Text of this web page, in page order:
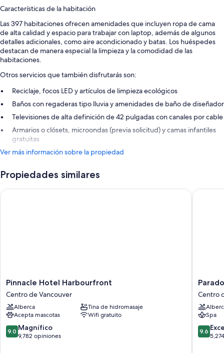
Características de la habitación
Las 397 habitaciones ofrecen amenidades que incluyen ropa de cama
de alta calidad y espacio para trabajar con laptop, además de algunos
detalles adicionales, como aire acondicionado y batas. Los huéspedes
destacan de manera especial la limpieza y la comodidad de las
habitaciones.
Otros servicios que también disfrutarás son:
Reciclaje, focos LED y artículos de limpieza ecológicos
Baños con regaderas tipo lluvia y amenidades de baño de diseñador
Televisiones de alta definición de 42 pulgadas con canales por cable
Armarios o clósets, microondas (previa solicitud) y camas infantiles
gratuitas
Ver más información sobre la propiedad
Propiedades similares
Pinnacle
Hotel
Harbourfront
Centro
de
Vancouver
Pinnacle Hotel Harbourfront
Centro de Vancouver
Alberca
Tina de hidromasaje
Acepta mascotas
Wifi gratuito
9.0
de
9.0 Magnífico
9,782 opiniones
Pinnacle Hotel Harbourfront
Paradox
Centro
de
Centro
Spa
9.6
de
9.6
Paradox